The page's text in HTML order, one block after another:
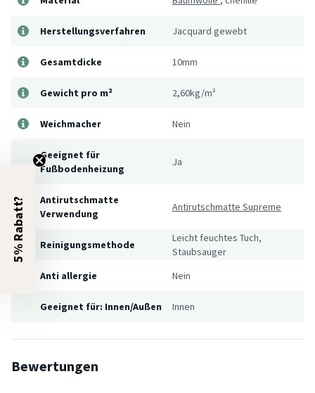
Herstellungsverfahren Jacquard gewebt
Gesamtdicke 10mm
Gewicht pro m² 2,60kg/m²
Weichmacher Nein
Geeignet für
Fußbodenheizung
Ja
Antirutschmatte
Verwendung
Antirutschmatte Supreme
Reinigungsmethode
Leicht feuchtes Tuch,
Staubsauger
Anti allergie
Nein
Geeignet für: Innen/Außen Innen
Bewertungen
5% Rabatt?